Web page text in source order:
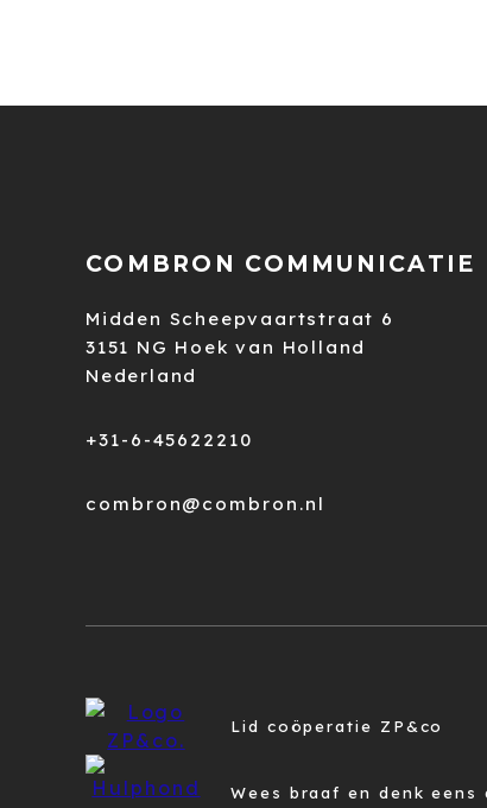
COMBRON COMMUNICATIE
Midden Scheepvaartstraat 6
3151 NG Hoek van Holland
Nederland
+31-6-45622210
combron@combron.nl
Lid coöperatie ZP&co
Wees braaf en denk eens